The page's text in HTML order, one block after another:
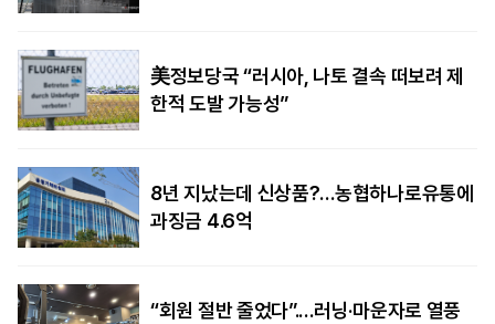
美정보당국 “러시아, 나토 결속 떠보려 제
한적 도발 가능성”
8년 지났는데 신상품?…농협하나로유통에
과징금 4.6억
“회원 절반 줄었다”.…러닝·마운자로 열풍